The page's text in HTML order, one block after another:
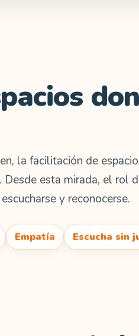
la facilitación de
esta mirada, el rol
y reconocerse.
Empatía Escucha sin